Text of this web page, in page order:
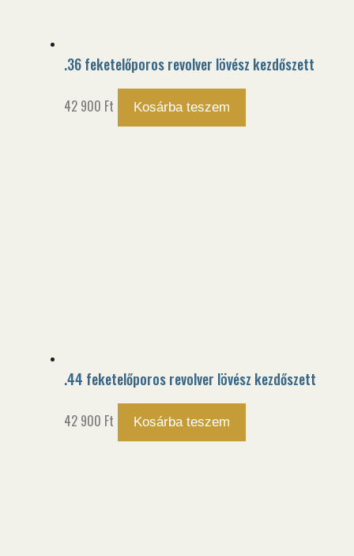
.36 feketelőporos revolver lövész kezdőszett
42 900 Ft Kosárba teszem
.44 feketelőporos revolver lövész kezdőszett
42 900 Ft Kosárba teszem